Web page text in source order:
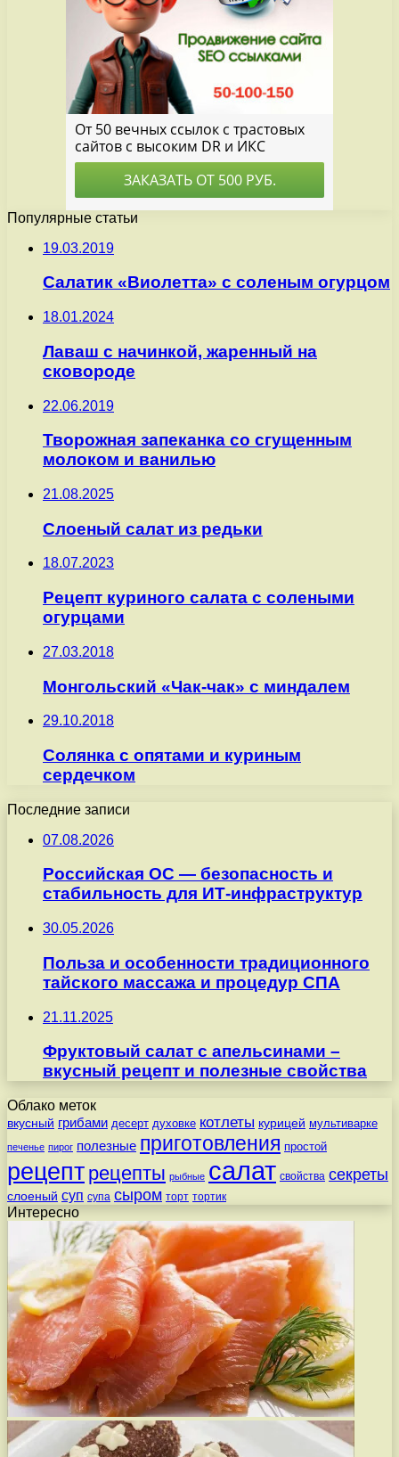
Популярные статьи
19.03.2019
Салатик «Виолетта» с соленым огурцом
18.01.2024
Лаваш с начинкой, жаренный на
сковороде
22.06.2019
Творожная запеканка со сгущенным
молоком и ванилью
21.08.2025
Слоеный салат из редьки
18.07.2023
Рецепт куриного салата с солеными
огурцами
27.03.2018
Монгольский «Чак-чак» с миндалем
29.10.2018
Солянка с опятами и куриным
сердечком
Последние записи
07.08.2026
Российская ОС — безопасность и
стабильность для ИТ-инфраструктур
30.05.2026
Польза и особенности традиционного
тайского массажа и процедур СПА
21.11.2025
Фруктовый салат с апельсинами –
вкусный рецепт и полезные свойства
Облако меток
вкусный грибами десерт духовке котлеты курицей мультиварке
печенье пирог полезные приготовления простой
рецепт рецепты рыбные салат свойства секреты
слоеный суп супа сыром торт тортик
Интересно